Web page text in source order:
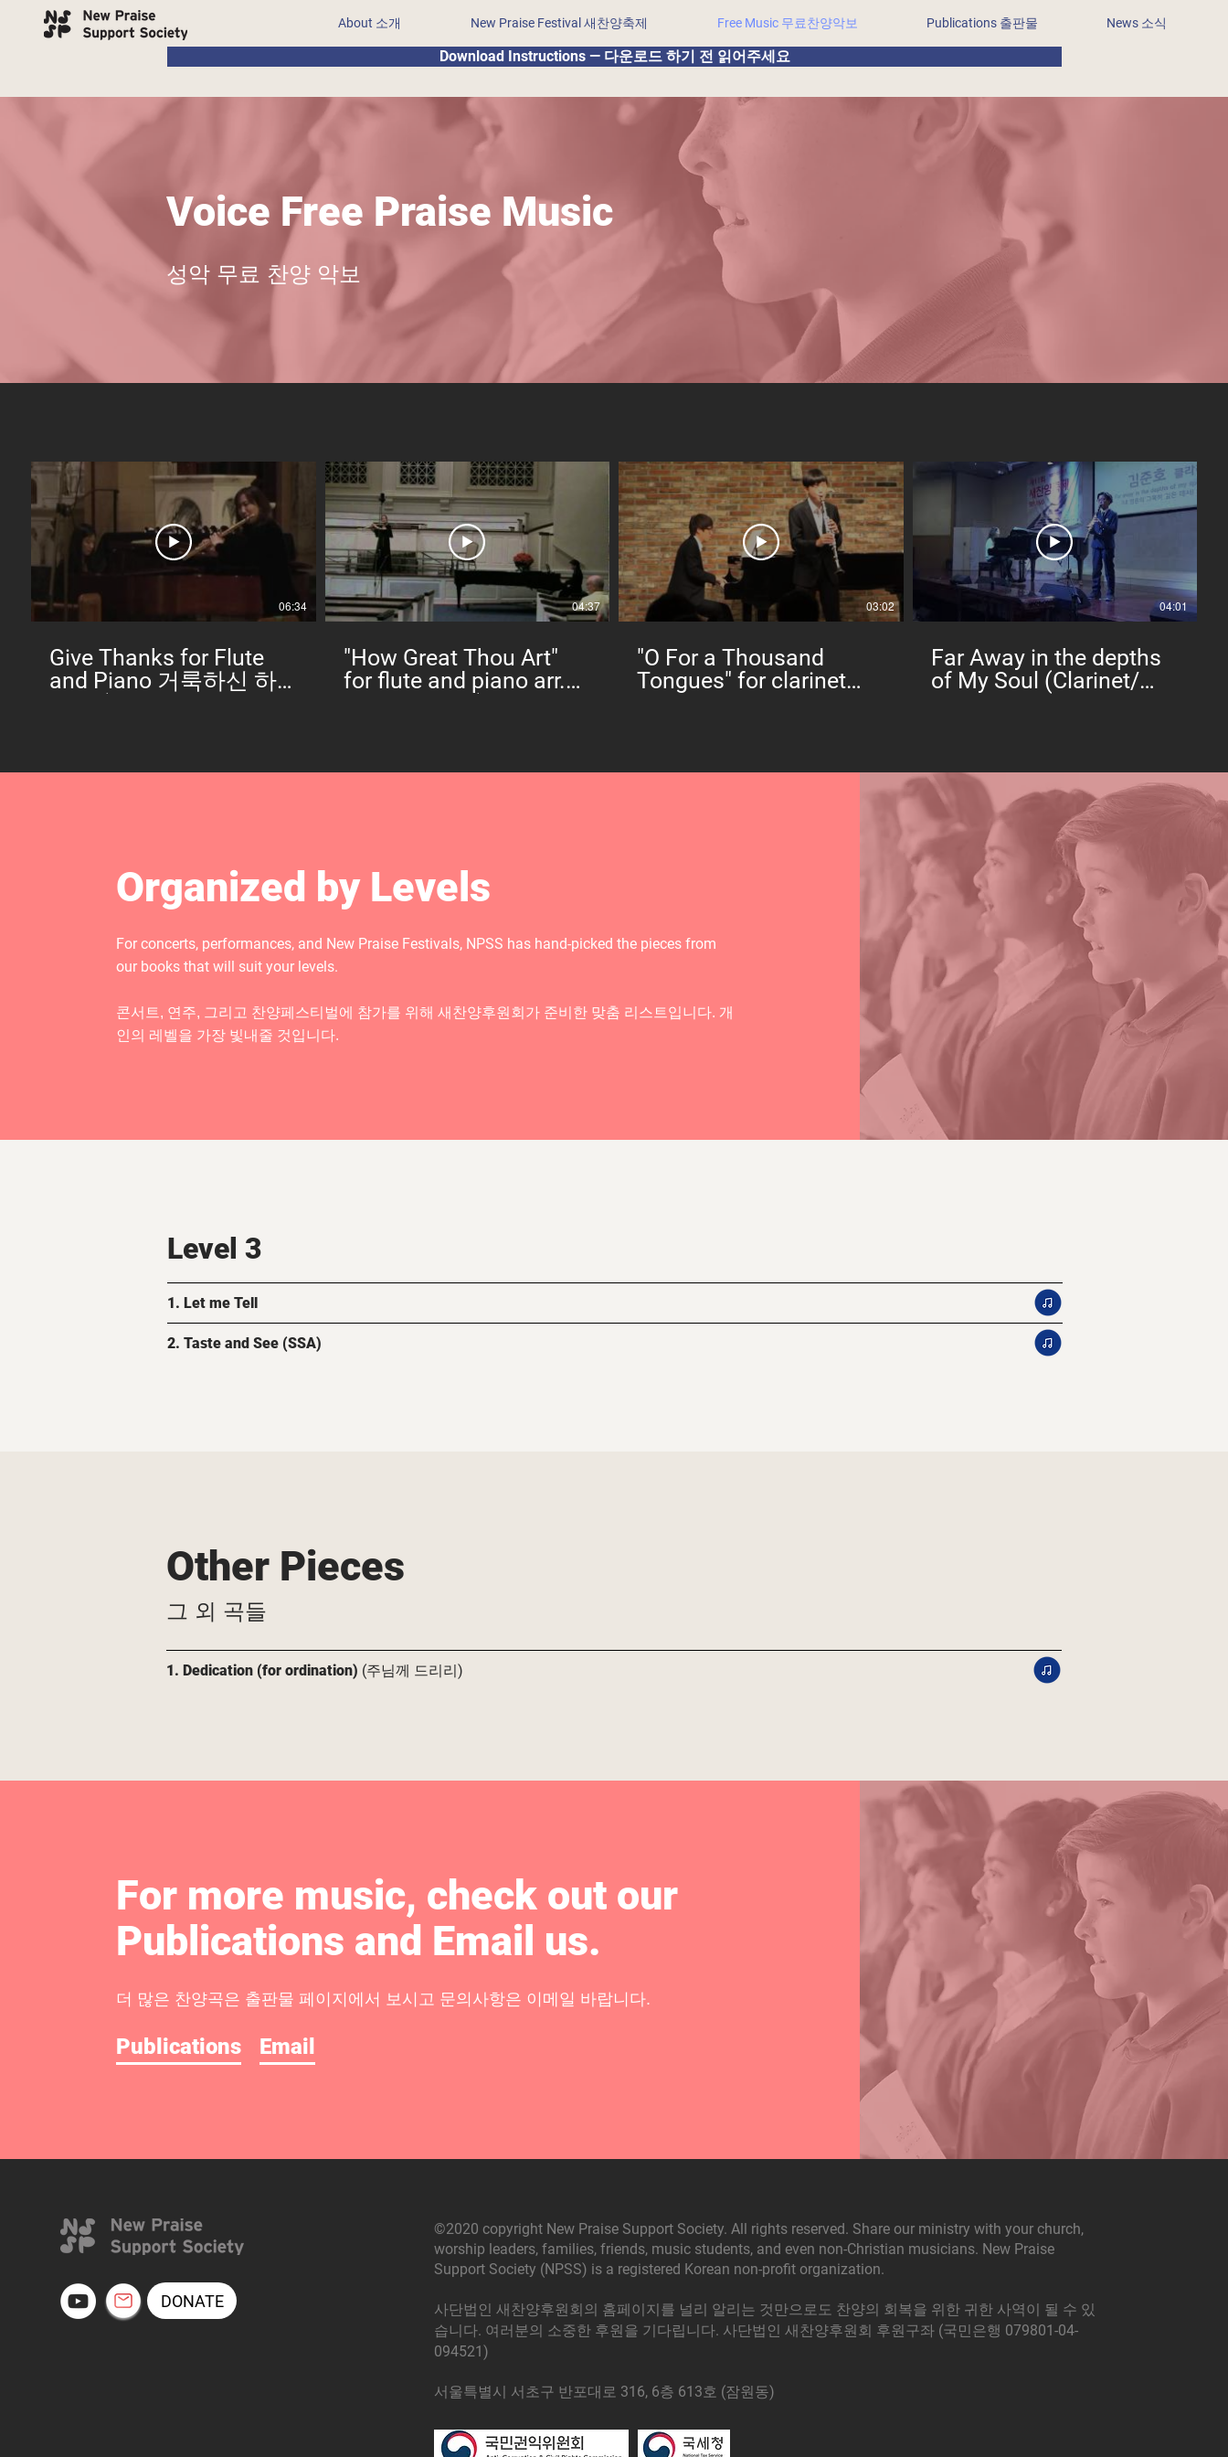
About 소개 New Praise Festival 새찬양축제 Free Music 무료찬양악보 Publications 출판물 News 소식
Download Instructions — 다운로드 하기 전 읽어주세요
Voice Free Praise Music
성악 무료 찬양 악보
06:34
Give Thanks for Flute
and Piano 거룩하신 하
04:37
"How Great Thou Art"
for flute and piano arr.
03:02
"O For a Thousand
Tongues" for clarinet
04:01
Far Away in the depths
of My Soul (Clarinet/
Organized by Levels
For concerts, performances, and New Praise Festivals, NPSS has hand-picked the pieces from
our books that will suit your levels.
콘서트, 연주, 그리고 찬양페스티벌에 참가를 위해 새찬양후원회가 준비한 맞춤 리스트입니다. 개
인의 레벨을 가장 빛내줄 것입니다.
Level 3
1. Let me Tell
2. Taste and See (SSA)
Other Pieces
​그 외 곡들
1. Dedication (for ordination) (주님께 드리리)
For more music, check out our
Publications and Email us.
더 많은 찬양곡은 출판물 페이지에서 보시고 문의사항은 이메일 바랍니다.
Publications Email
DONATE
©2020 copyright New Praise Support Society. All rights reserved. Share our ministry with your church,
worship leaders, families, friends, music students, and even non-Christian musicians. New Praise
Support Society (NPSS) is a registered Korean non-profit organization.
사단법인 새찬양후원회의 홈페이지를 널리 알리는 것만으로도 찬양의 회복을 위한 귀한 사역이 될 수 있
습니다. 여러분의 소중한 후원을 기다립니다. 사단법인 새찬양후원회 후원구좌 (국민은행 079801-04-
094521)
서울특별시 서초구 반포대로 316, 6층 613호 (잠원동)